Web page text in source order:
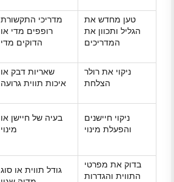
מדריכי התקשורת
רופפים מדי או
הדוקים מדי
טען מחדש את
הגליל ותכוון את
המדריכים
שאריות דבק או
איכות תווית גרועה
ניקוי את רולר
הצלחת
בעיה של חיישן או
מינוי
ניקוי חיישנים
והפעלת מינוי
גודל תווית או סוג
בדוק את מפרטי
התווית והגדרות